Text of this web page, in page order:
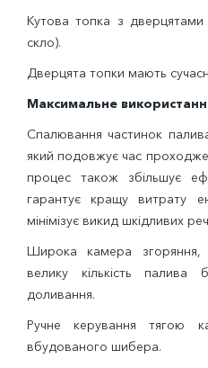
Кутова топка з
скло).
Дверцята топки мають
Максимальне
Спалювання частинок
який подовжує час
процес також збільшує
гарантує кращу витрату
мінімізує викид шкідливих
Широка камера
велику кількість палива
доливання.
Ручне керування тягою
вбудованого шибера.